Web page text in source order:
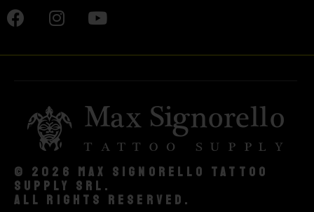
© 2026 Max Signorello Tattoo
supply srl.
All rights reserved.